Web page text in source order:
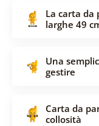
La carta da
larghe 49
Una
gestire
Carta da
collosità